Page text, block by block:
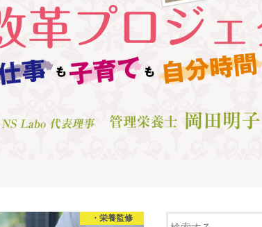
・栄養監修